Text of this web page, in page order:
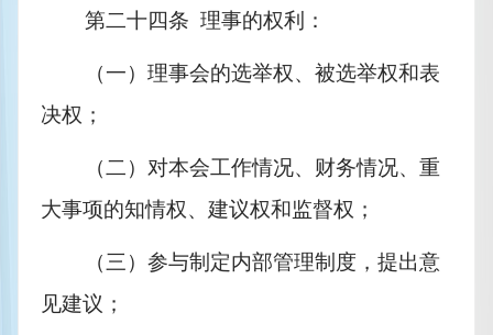
第二十四条  理事的权利：
（一）理事会的选举权、被选举权和表
决权；
（二）对本会工作情况、财务情况、重
大事项的知情权、建议权和监督权；
（三）参与制定内部管理制度，提出意
见建议；